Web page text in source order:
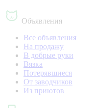
Объявления
Все объявления
На продажу
В добрые руки
Вязка
Потерявшиеся
От заводчиков
Из приютов